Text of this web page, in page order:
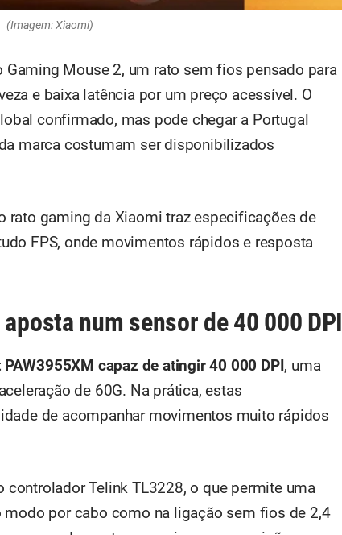
(Imagem: Xiaomi)
Gaming Mouse 2, um rato sem fios pensado para
e baixa latência por um preço acessível. O
confirmado, mas pode chegar a Portugal
marca costumam ser disponibilizados
rato gaming da Xiaomi traz especificações de
FPS, onde movimentos rápidos e resposta
num sensor de 40 000 DPI
capaz de atingir 40 000 DPI , uma
de 60G. Na prática, estas
de acompanhar movimentos muito rápidos
controlador Telink TL3228, o que permite uma
modo por cabo como na ligação sem fios de 2,4